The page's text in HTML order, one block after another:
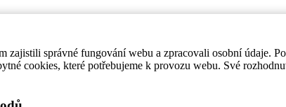
zajistili správné fungování webu a zpracovali osobní údaje.
cookies, které potřebujeme k provozu webu. Své